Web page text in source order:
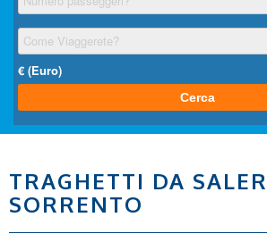
TRAGHETTI DA
SORRENTO